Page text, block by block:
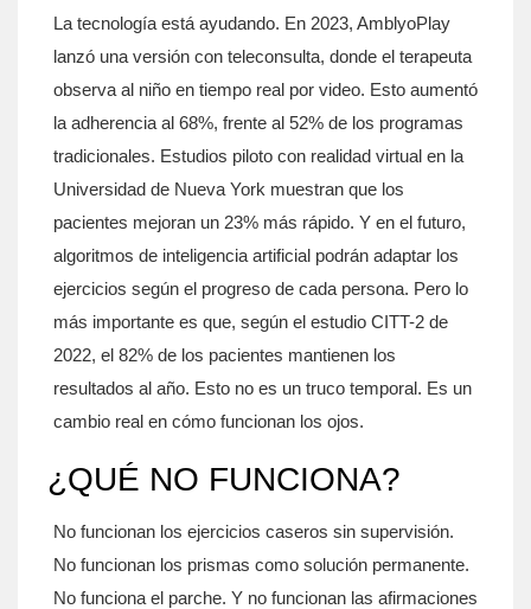
La tecnología está ayudando. En 2023, AmblyoPlay
lanzó una versión con teleconsulta, donde el terapeuta
observa al niño en tiempo real por video. Esto aumentó
la adherencia al 68%, frente al 52% de los programas
tradicionales. Estudios piloto con realidad virtual en la
Universidad de Nueva York muestran que los
pacientes mejoran un 23% más rápido. Y en el futuro,
algoritmos de inteligencia artificial podrán adaptar los
ejercicios según el progreso de cada persona. Pero lo
más importante es que, según el estudio CITT-2 de
2022, el 82% de los pacientes mantienen los
resultados al año. Esto no es un truco temporal. Es un
cambio real en cómo funcionan los ojos.
¿QUÉ NO FUNCIONA?
No funcionan los ejercicios caseros sin supervisión.
No funcionan los prismas como solución permanente.
No funciona el parche. Y no funcionan las afirmaciones